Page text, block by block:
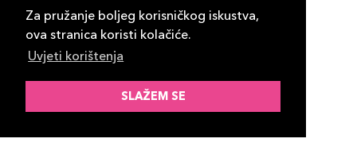
Za pružanje boljeg korisničkog iskustva,
ova stranica koristi kolačiće.
Uvjeti korištenja
SLAŽEM SE